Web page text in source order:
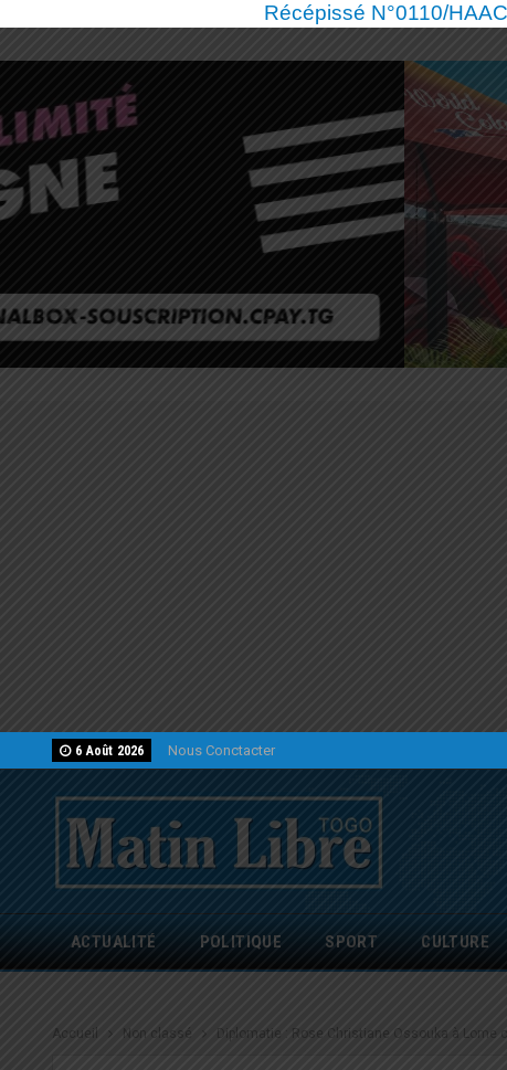
Récépissé N°0110/
6 Août 2026 Nous Conctacter
ACTUALITÉ POLITIQUE SPORT CULTURE
Accueil Non classé Diplomatie : Rose Christiane Ossouka à Lome